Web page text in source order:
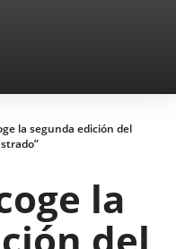
la segunda edición del
la